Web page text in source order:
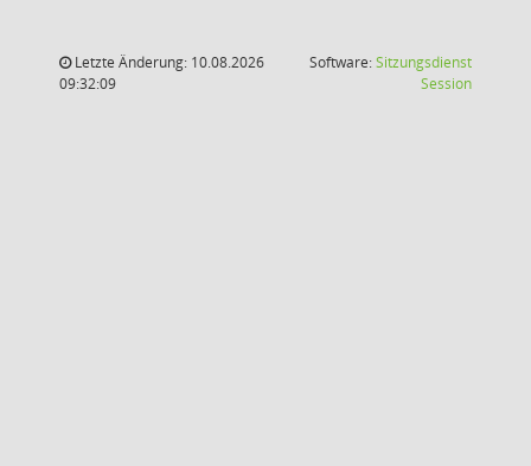
Letzte Änderung: 10.08.2026
09:32:09
Software:Sitzungsdienst
Session(Wird in